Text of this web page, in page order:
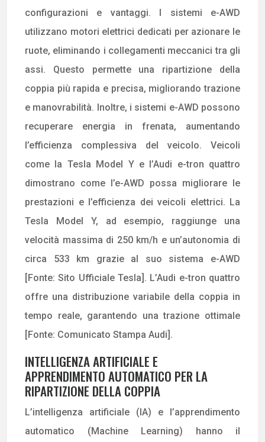
configurazioni e vantaggi. I sistemi e-AWD
utilizzano motori elettrici dedicati per azionare le
ruote, eliminando i collegamenti meccanici tra gli
assi. Questo permette una ripartizione della
coppia più rapida e precisa, migliorando trazione
e manovrabilità. Inoltre, i sistemi e-AWD possono
recuperare energia in frenata, aumentando
l’efficienza complessiva del veicolo. Veicoli
come la Tesla Model Y e l’Audi e-tron quattro
dimostrano come l’e-AWD possa migliorare le
prestazioni e l’efficienza dei veicoli elettrici. La
Tesla Model Y, ad esempio, raggiunge una
velocità massima di 250 km/h e un’autonomia di
circa 533 km grazie al suo sistema e-AWD
[Fonte: Sito Ufficiale Tesla]. L’Audi e-tron quattro
offre una distribuzione variabile della coppia in
tempo reale, garantendo una trazione ottimale
[Fonte: Comunicato Stampa Audi].
INTELLIGENZA ARTIFICIALE E
APPRENDIMENTO AUTOMATICO PER LA
RIPARTIZIONE DELLA COPPIA
L’intelligenza artificiale (IA) e l’apprendimento
automatico (Machine Learning) hanno il